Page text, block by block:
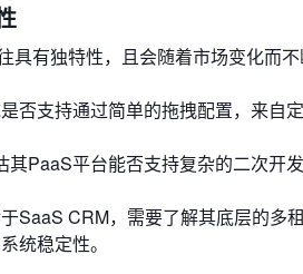
具有独特性，且会随着市场变化而
否支持通过简单的拖拽配置，来自
其PaaS平台能否支持复杂的二次开
SaaS CRM，需要了解其底层的多
统稳定性。